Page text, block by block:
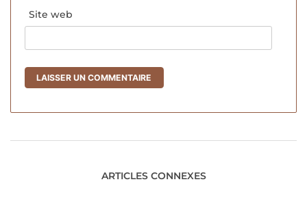
Site web
ARTICLES CONNEXES